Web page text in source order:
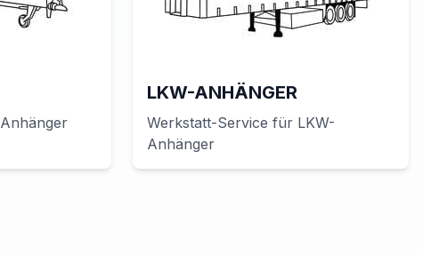
Anhänger
LKW-ANHÄNGER
Werkstatt-Service für LKW-
Anhänger